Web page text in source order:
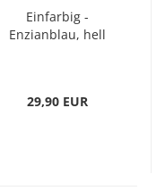
Einfarbig -
Enzianblau, hell
29,90 EUR